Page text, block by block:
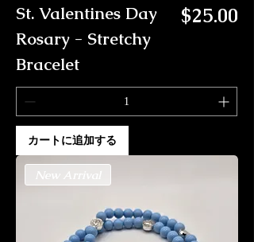
St. Valentines Day
Rosary - Stretchy
Bracelet
価格
$25.00
カートに追加する
New Arrival